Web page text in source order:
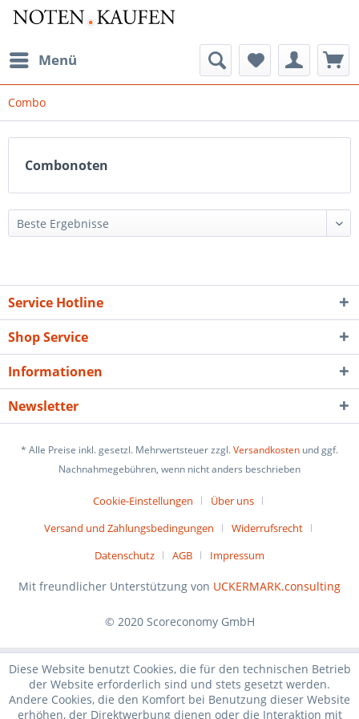
Menü
Combo
Combonoten
Service Hotline
Shop Service
Informationen
Newsletter
* Alle Preise inkl. gesetzl. Mehrwertsteuer zzgl.Versandkosten und ggf.
Nachnahmegebühren, wenn nicht anders beschrieben
Cookie-Einstellungen
Über uns
Versand und Zahlungsbedingungen
Widerrufsrecht
Datenschutz
AGB Impressum
Mit freundlicher Unterstützung von UCKERMARK.consulting
© 2020 Scoreconomy GmbH
Diese Website benutzt Cookies, die für den technischen Betrieb
der Website erforderlich sind und stets gesetzt werden.
Andere Cookies, die den Komfort bei Benutzung dieser Website
erhöhen, der Direktwerbung dienen oder die Interaktion mit